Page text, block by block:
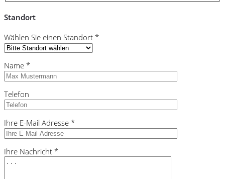
Standort
Wählen Sie einen Standort *
Name *
Telefon
Ihre E-Mail Adresse *
Ihre Nachricht *